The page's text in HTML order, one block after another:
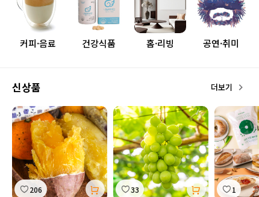
커피·음료 건강식품 홈·리빙 공연·취미
신상품 더보기
206 33 1